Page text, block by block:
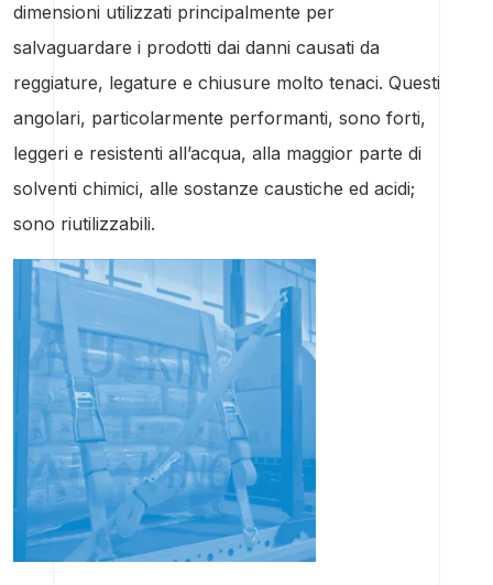
dimensioni utilizzati principalmente per
salvaguardare i prodotti dai danni causati da
reggiature, legature e chiusure molto tenaci. Questi
angolari, particolarmente performanti, sono forti,
leggeri e resistenti all’acqua, alla maggior parte di
solventi chimici, alle sostanze caustiche ed acidi;
sono riutilizzabili.